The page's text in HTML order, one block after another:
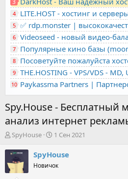
4
5
6
7
8
9
10 Paykassma Partners |
Spy.House - Бесплатный
анализ интернет
А
т
о
р
SpyHouse
Д
т
н
1 Сен 2021
SpyHouse
Новичок